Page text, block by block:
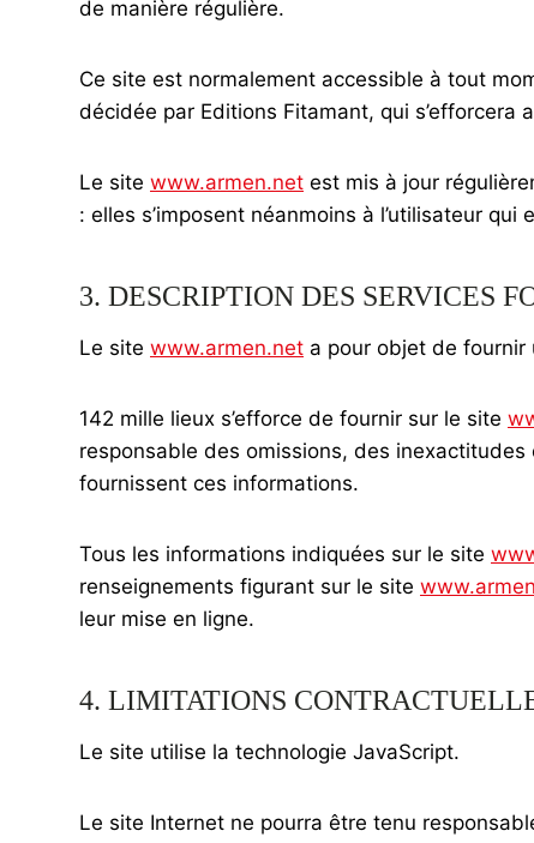
de manière régulière.
Ce site est normalement accessible à tout
décidée par Editions Fitamant, qui
Le site www.armen.net est mis à jour
: elles s’imposent néanmoins à l’utilisateur
3. DESCRIPTION DES SERVICES
Le site www.armen.net a pour objet de fournir
142 mille lieux s’efforce de fournir sur le site
responsable des omissions, des
fournissent ces informations.
Tous les informations indiquées sur le site
renseignements figurant sur le site
leur mise en ligne.
4. LIMITATIONS
Le site utilise la technologie JavaScript.
Le site Internet ne pourra être tenu